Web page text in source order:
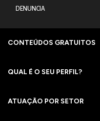
DENUNCIA
CONTEÚDOS GRATUITOS
QUAL É O SEU PERFIL?
ATUAÇÃO POR SETOR